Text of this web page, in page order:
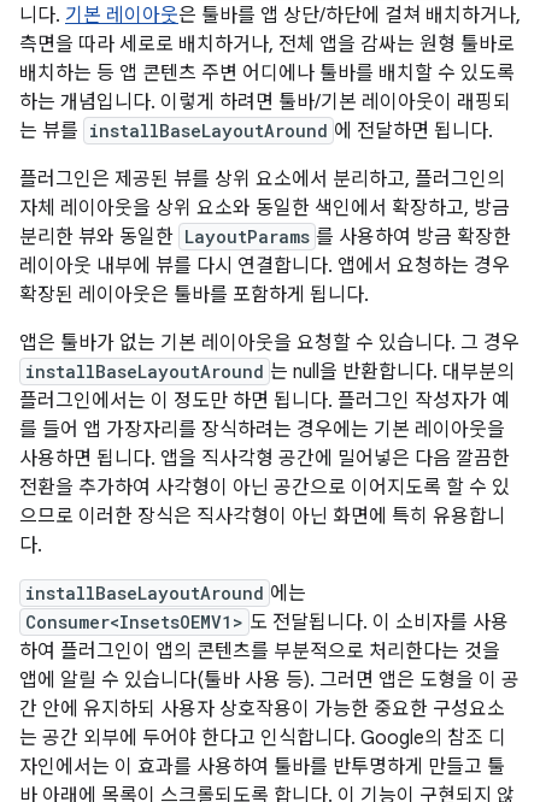
니다. 기본 레이아웃은 툴바를 앱 상단/하단에 걸쳐 배치하거나,
측면을 따라 세로로 배치하거나, 전체 앱을 감싸는 원형 툴바로
배치하는 등 앱 콘텐츠 주변 어디에나 툴바를 배치할 수 있도록
하는 개념입니다. 이렇게 하려면 툴바/기본 레이아웃이 래핑되
는 뷰를 installBaseLayoutAround 에 전달하면 됩니다.
플러그인은 제공된 뷰를 상위 요소에서 분리하고, 플러그인의
자체 레이아웃을 상위 요소와 동일한 색인에서 확장하고, 방금
분리한 뷰와 동일한 LayoutParams 를 사용하여 방금 확장한
레이아웃 내부에 뷰를 다시 연결합니다. 앱에서 요청하는 경우
확장된 레이아웃은 툴바를 포함하게 됩니다.
앱은 툴바가 없는 기본 레이아웃을 요청할 수 있습니다. 그 경우
installBaseLayoutAround 는 null을 반환합니다. 대부분의
플러그인에서는 이 정도만 하면 됩니다. 플러그인 작성자가 예
를 들어 앱 가장자리를 장식하려는 경우에는 기본 레이아웃을
사용하면 됩니다. 앱을 직사각형 공간에 밀어넣은 다음 깔끔한
전환을 추가하여 사각형이 아닌 공간으로 이어지도록 할 수 있
으므로 이러한 장식은 직사각형이 아닌 화면에 특히 유용합니
다.
installBaseLayoutAround 에는
Consumer<InsetsOEMV1> 도 전달됩니다. 이 소비자를 사용
하여 플러그인이 앱의 콘텐츠를 부분적으로 처리한다는 것을
앱에 알릴 수 있습니다(툴바 사용 등). 그러면 앱은 도형을 이 공
간 안에 유지하되 사용자 상호작용이 가능한 중요한 구성요소
는 공간 외부에 두어야 한다고 인식합니다. Google의 참조 디
자인에서는 이 효과를 사용하여 툴바를 반투명하게 만들고 툴
바 아래에 목록이 스크롤되도록 합니다. 이 기능이 구현되지 않